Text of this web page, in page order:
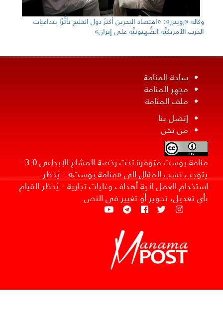
وكالة «رويترز»: «اقتصاد البحرين أكثرُ دول الخليج تأثُّرًا بتداعيات
الحرب الأمريكيَّة الصُّهيونيَّة على إيران»
ساحة المنامة
مجهر المنامة
ملف المنامة
إتصل بنا
من نحن
منامة بوست متوفرة تحت رخصة المشاع الإبداعي 3.0 -
يتوجب نسب المقال الى «منامة بوست» - يُحظر
استخدام العمل لأية أهداف وغايات تجارية - يُحظر القيام
بأي تعديل، تحوير أو تغيير في النص.